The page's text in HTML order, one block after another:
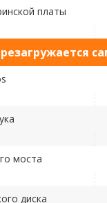
платы
моста
диска